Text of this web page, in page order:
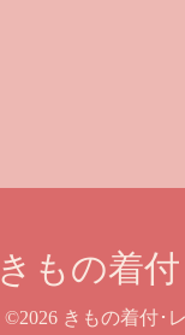
きもの着
©2026 きもの着付･